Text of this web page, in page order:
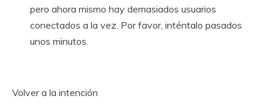
pero ahora mismo hay demasiados usuarios
conectados a la vez. Por favor, inténtalo pasados ​​
unos minutos.
Volver a la intención